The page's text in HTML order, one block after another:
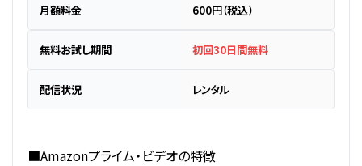
月額料金 600円（税込）
無料お試し期間 初回30日間無料
配信状況 レンタル
■Amazonプライム・ビデオの特徴